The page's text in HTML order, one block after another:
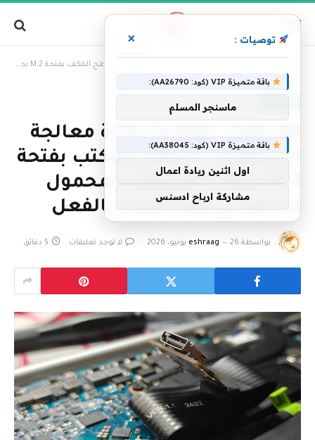
لقد قمت بتوصيل وحدة معالجة الرسومات لسطح المكتب بفتحة M.2 بجهاز الكمبيوتر المحمول الخاص بي وقد نجحت بالفعل
لقد قمت بتوصيل وحدة معالجة
الرسومات لسطح المكتب بفتحة
M.2 بجهاز الكمبيوتر المحمول
الخاص بي وقد نجحت بالفعل
بواسطة eshraag 26 يونيو، 2026 لا توجد تعليقات 5 دقائق
توصيات : ×
باقة متميزة VIP (كود: AA26790):
ماسنجر المسلم
باقة متميزة VIP (كود: AA38045):
اول اثنين ريادة اعمال
مشاركة ارباح ادسنس